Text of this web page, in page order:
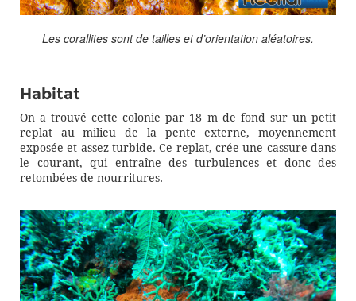
Les corallites sont de tailles et d’orientation aléatoires.
Habitat
On a trouvé cette colonie par 18 m de fond sur un petit
replat au milieu de la pente externe, moyennement
exposée et assez turbide. Ce replat, crée une cassure dans
le courant, qui entraîne des turbulences et donc des
retombées de nourritures.